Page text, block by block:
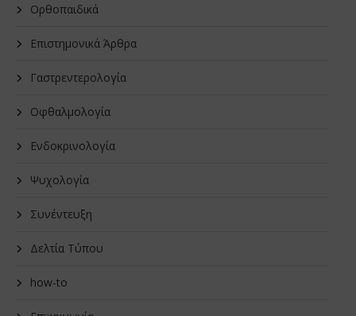
Oρθοπαιδικά
Επιστημονικά Άρθρα
Γαστρεντερολογία
Οφθαλμολογία
Ενδοκρινολογία
Ψυχολογία
Συνέντευξη
Δελτία Τύπου
how-to